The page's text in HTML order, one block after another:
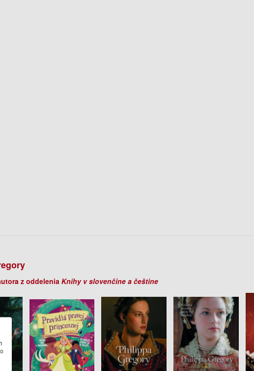
z oddeleniaKnihy v slovenčine a češtine